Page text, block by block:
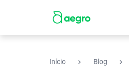
Início navigate_next Blog navigate_next